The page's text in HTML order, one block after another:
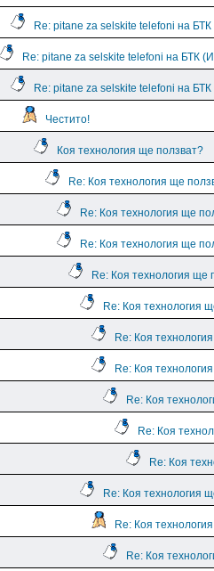
Re: pitane za selskite telefoni на БТК
Re: pitane za selskite telefoni на БТК
Re: pitane za selskite telefoni на
Честито!
Коя технология ще ползват?
Re: Коя технология ще
Re: Коя технология ще
Re: Коя технология ще
Re: Коя технология ще
Re: Коя технология
Re: Коя
Re: Коя
Re: Коя
Re: Коя
Re: Коя
Re: Коя технология
Re: Коя
Re: Коя